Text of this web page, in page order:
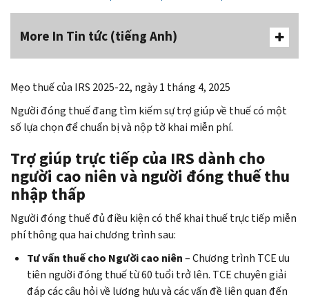
More In Tin tức (tiếng Anh)
Mẹo thuế của IRS 2025-22, ngày 1 tháng 4, 2025
Người đóng thuế đang tìm kiếm sự trợ giúp về thuế có một
số lựa chọn để chuẩn bị và nộp tờ khai miễn phí.
Trợ giúp trực tiếp của IRS dành cho
người cao niên và người đóng thuế thu
nhập thấp
Người đóng thuế đủ điều kiện có thể khai thuế trực tiếp miễn
phí thông qua hai chương trình sau:
Tư vấn thuế cho Người cao niên– Chương trình TCE ưu
tiên người đóng thuế từ 60 tuổi trở lên. TCE chuyên giải
đáp các câu hỏi về lương hưu và các vấn đề liên quan đến